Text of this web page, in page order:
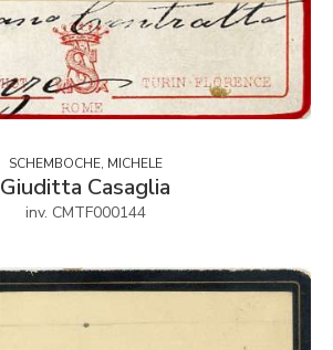
SCHEMBOCHE, MICHELE
Giuditta Casaglia
inv. CMTF000144